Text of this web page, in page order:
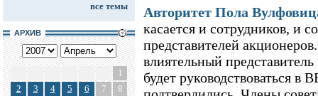
все темы
АРХИВ
1
2
3 4 5 6 7
8
Авторитет Пола
касается и сотрудников, и
представителей
влиятельный
будет руководствоваться в